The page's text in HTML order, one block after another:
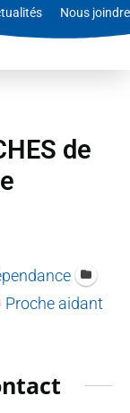
Nous joindre
de
Proche aidant